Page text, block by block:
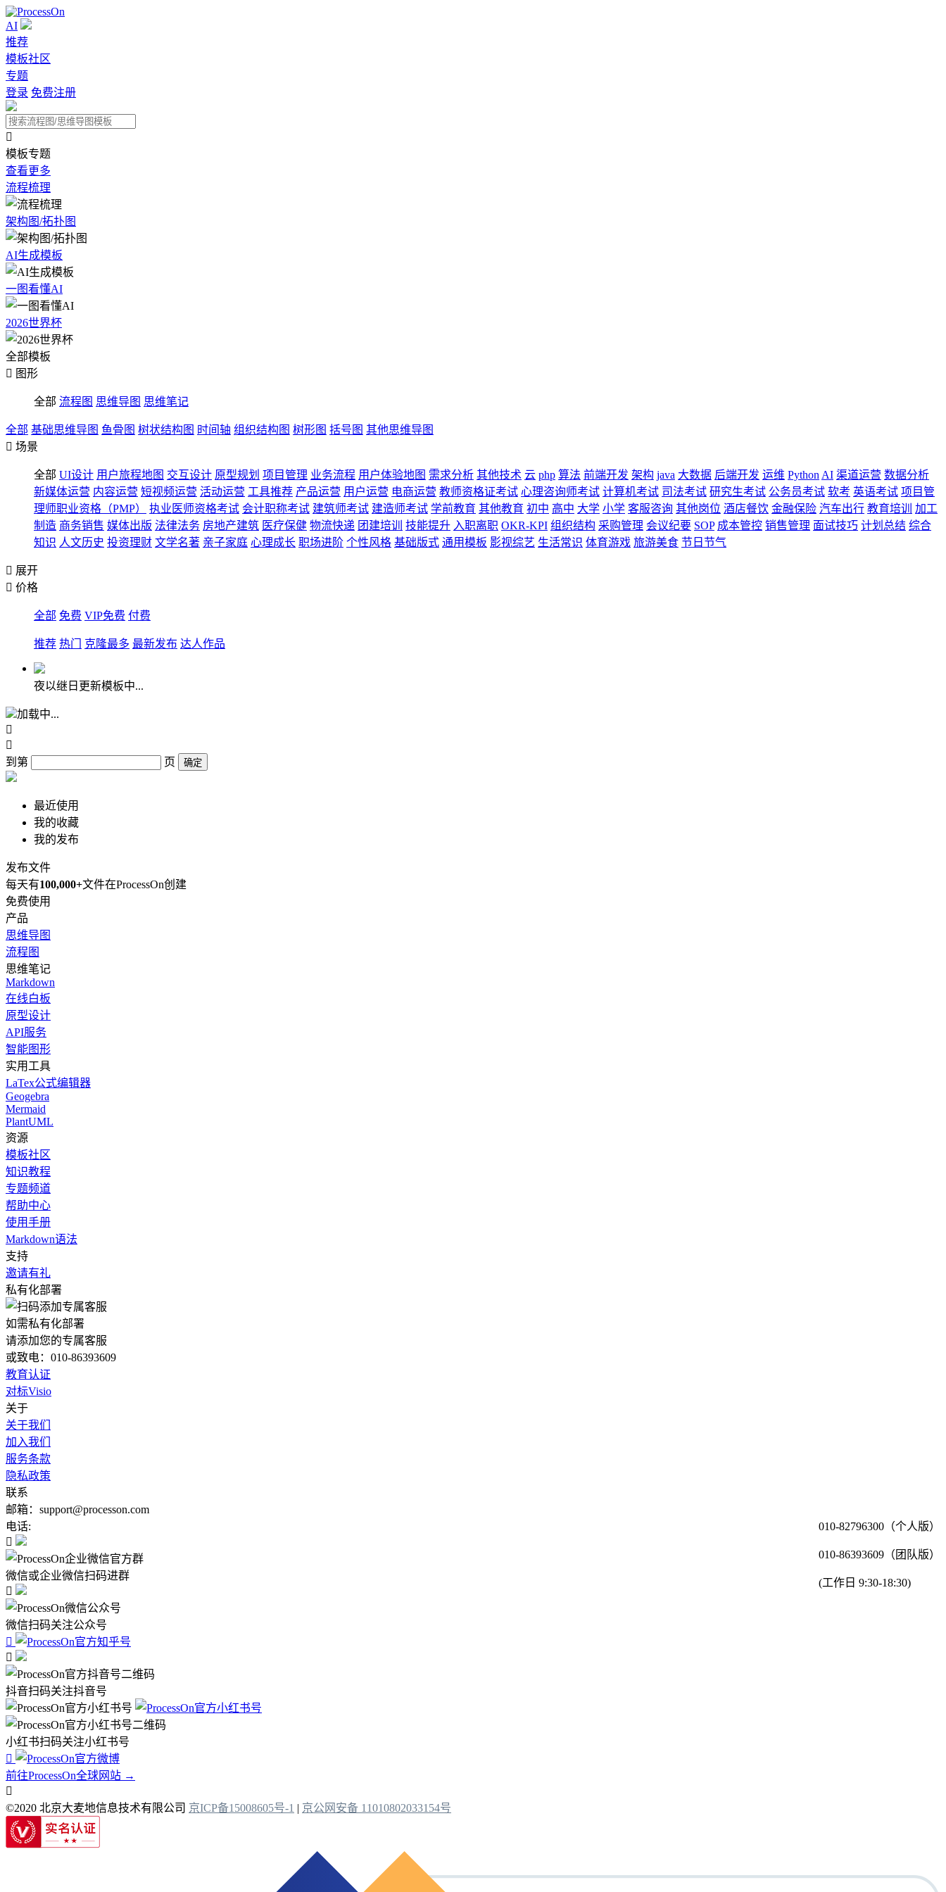
AI
推荐
模板社区
专题
登录 免费注册

模板专题
查看更多
流程梳理
架构图/拓扑图
AI生成模板
一图看懂AI
2026世界杯
全部模板
 图形
全部 流程图 思维导图 思维笔记
全部 基础思维导图 鱼骨图 树状结构图 时间轴 组织结构图 树形图 括号图 其他思维导图
 场景
全部 UI设计 用户旅程地图 交互设计 原型规划 项目管理 业务流程 用户体验地图 需求分析 其他技术 云 php 算法 前端开发 架构 java 大数据 后端开发 运维 Python AI 渠道运营 数据分析
新媒体运营 内容运营 短视频运营 活动运营 工具推荐 产品运营 用户运营 电商运营 教师资格证考试 心理咨询师考试 计算机考试 司法考试 研究生考试 公务员考试 软考 英语考试 项目管
理师职业资格（PMP）
执业医师资格考试 会计职称考试 建筑师考试 建造师考试 学前教育 其他教育 初中 高中 大学 小学 客服咨询 其他岗位 酒店餐饮 金融保险 汽车出行 教育培训
加工
制造 商务销售 媒体出版 法律法务 房地产建筑 医疗保健 物流快递 团建培训 技能提升 入职离职 OKR-KPI 组织结构 采购管理 会议纪要 SOP 成本管控 销售管理 面试技巧 计划总结 综合
知识 人文历史 投资理财 文学名著 亲子家庭 心理成长 职场进阶 个性风格 基础版式 通用模板 影视综艺 生活常识 体育游戏 旅游美食 节日节气
 展开
 价格
全部 免费 VIP免费 付费
推荐 热门 克隆最多 最新发布 达人作品
夜以继日更新模板中...
加载中...


到第
页 确定
最近使用
我的收藏
我的发布
发布文件
每天有100,000+文件在ProcessOn创建
免费使用
产品
思维导图
流程图
思维笔记
Markdown
在线白板
原型设计
API服务
智能图形
实用工具
LaTex公式编辑器
Geogebra
Mermaid
PlantUML
资源
模板社区
知识教程
专题频道
帮助中心
使用手册
Markdown语法
支持
邀请有礼
私有化部署
如需私有化部署
请添加您的专属客服
或致电：010-86393609
教育认证
对标Visio
关于
关于我们
加入我们
服务条款
隐私政策
联系
邮箱：support@processon.com
电话:
010-82796300（个人版）
010-86393609（团队版）
(工作日 9:30-18:30)

微信或企业微信扫码进群

微信扫码关注公众号


抖音扫码关注抖音号
小红书扫码关注小红书号

前往ProcessOn全球网站 →

©2020 北京大麦地信息技术有限公司 京ICP备15008605号-1 | 京公网安备 11010802033154号